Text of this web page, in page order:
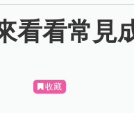
看看常見
收藏